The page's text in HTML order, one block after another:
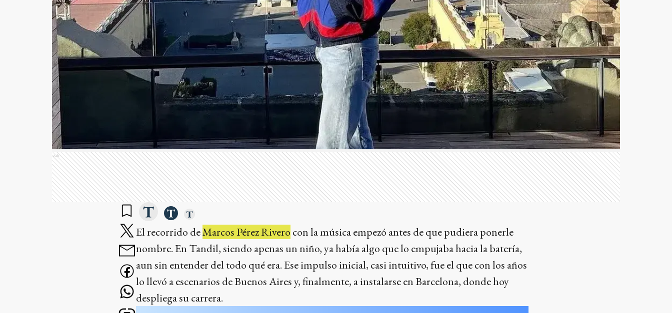
Ads
El recorrido deMarcos Pérez Rivero con la música empezó antes de que pudiera ponerle
nombre. En Tandil, siendo apenas un niño, ya había algo que lo empujaba hacia la batería,
aun sin entender del todo qué era. Ese impulso inicial, casi intuitivo, fue el que con los años
lo llevó a escenarios de Buenos Aires y, finalmente, a instalarse en Barcelona, donde hoy
despliega su carrera.